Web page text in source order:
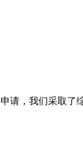
请，我们采取